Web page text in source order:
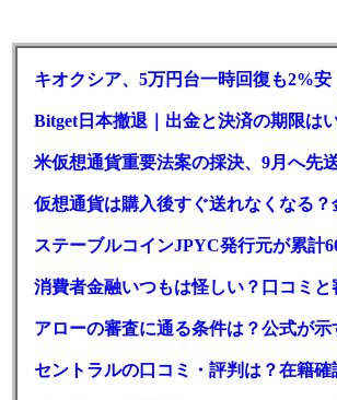
Bitget日本撤退｜出金と決済の期限は